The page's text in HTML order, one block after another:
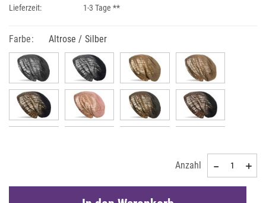
Lieferzeit:
1-3 Tage **
Farbe: Altrose / Silber
Anzahl